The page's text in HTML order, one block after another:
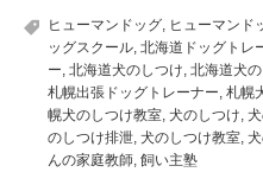
ヒューマンドッグ ヒューマンド
ッグスクール 北海道ドッグトレ
ー 北海道犬のしつけ 北海道犬
札幌出張ドッグトレーナー 札幌
幌犬のしつけ教室 犬のしつけ
のしつけ排泄 犬のしつけ教室
んの家庭教師 飼い主塾